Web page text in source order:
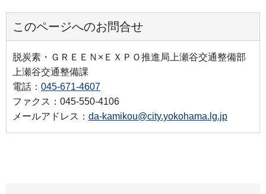
このページへのお問合せ
脱炭素・ＧＲＥＥＮ×ＥＸＰＯ推進局上瀬谷交通整備部
上瀬谷交通整備課
電話： 045-671-4607
ファクス：045-550-4106
メールアドレス： da-kamikou@city.yokohama.lg.jp